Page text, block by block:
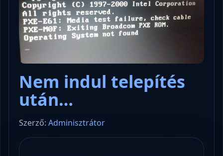
Nem indul telepítés
után…
Szerző: Adminisztrátor